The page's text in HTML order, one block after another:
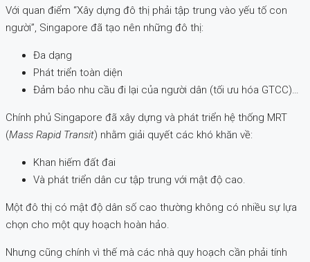
Với quan điểm “Xây dựng đô thị phải tập trung vào yếu tố con
người”, Singapore đã tạo nên những đô thị:
Đa dạng
Phát triển toàn diện
Đảm bảo nhu cầu đi lại của người dân (tối ưu hóa GTCC)…
Chính phủ Singapore đã xây dựng và phát triển hệ thống MRT
(Mass Rapid Transit) nhằm giải quyết các khó khăn về:
Khan hiếm đất đai
Và phát triển dân cư tập trung với mật độ cao.
Một đô thị có mật độ dân số cao thường không có nhiều sự lựa
chọn cho một quy hoạch hoàn hảo.
Nhưng cũng chính vì thế mà các nhà quy hoạch cần phải tính